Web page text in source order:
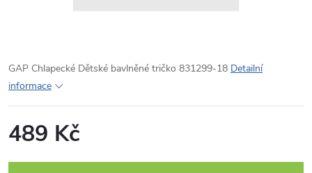
GAP Chlapecké Dětské bavlněné tričko 831299-18 Detailní
informace
489 Kč